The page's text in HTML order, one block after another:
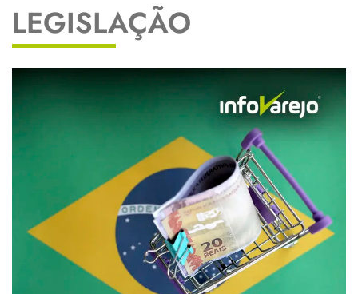
LEGISLAÇÃO